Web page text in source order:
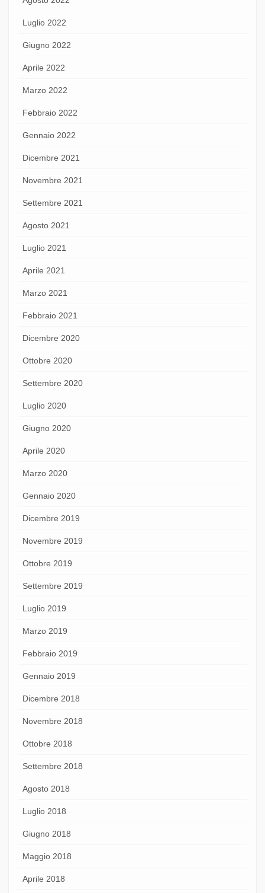
Luglio 2022
Giugno 2022
Aprile 2022
Marzo 2022
Febbraio 2022
Gennaio 2022
Dicembre 2021
Novembre 2021
Settembre 2021
Agosto 2021
Luglio 2021
Aprile 2021
Marzo 2021
Febbraio 2021
Dicembre 2020
Ottobre 2020
Settembre 2020
Luglio 2020
Giugno 2020
Aprile 2020
Marzo 2020
Gennaio 2020
Dicembre 2019
Novembre 2019
Ottobre 2019
Settembre 2019
Luglio 2019
Marzo 2019
Febbraio 2019
Gennaio 2019
Dicembre 2018
Novembre 2018
Ottobre 2018
Settembre 2018
Agosto 2018
Luglio 2018
Giugno 2018
Maggio 2018
Aprile 2018